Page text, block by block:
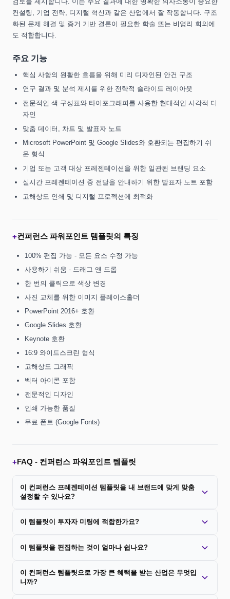
컨설팅, 기업 전략, 디지털 혁신과 같은 산업에서 잘 작동합니다. 구조
화된 문제 해결 및 증거 기반 결론이 필요한 학술 또는 비영리 회의에
도 적합합니다.
주요 기능
핵심 사항의 원활한 흐름을 위해 미리 디자인된 안건 구조
연구 결과 및 분석 제시를 위한 전략적 슬라이드 레이아웃
전문적인 색 구성표와 타이포그래피를 사용한 현대적인 시각적 디
자인
맞춤 데이터, 차트 및 발표자 노트
Microsoft PowerPoint 및 Google Slides와 호환되는 편집하기 쉬
운 형식
기업 또는 고객 대상 프레젠테이션을 위한 일관된 브랜딩 요소
실시간 프레젠테이션 중 전달을 안내하기 위한 발표자 노트 포함
고해상도 인쇄 및 디지털 프로젝션에 최적화
+컨퍼런스 파워포인트 템플릿의 특징
100% 편집 가능 - 모든 요소 수정 가능
사용하기 쉬움 - 드래그 앤 드롭
한 번의 클릭으로 색상 변경
사진 교체를 위한 이미지 플레이스홀더
PowerPoint 2016+ 호환
Google Slides 호환
Keynote 호환
16:9 와이드스크린 형식
고해상도 그래픽
벡터 아이콘 포함
전문적인 디자인
인쇄 가능한 품질
무료 폰트 (Google Fonts)
+FAQ - 컨퍼런스 파워포인트 템플릿
이 컨퍼런스 프레젠테이션 템플릿을 내 브랜드에 맞게 맞춤
설정할 수 있나요?
이 템플릿이 투자자 미팅에 적합한가요?
이 템플릿을 편집하는 것이 얼마나 쉽나요?
이 컨퍼런스 템플릿으로 가장 큰 혜택을 받는 산업은 무엇입
니까?